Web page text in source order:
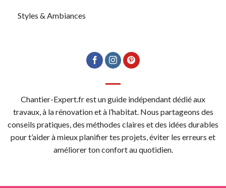
Styles & Ambiances
Chantier-Expert.fr est un guide indépendant dédié aux
travaux, à la rénovation et à l’habitat. Nous partageons des
conseils pratiques, des méthodes claires et des idées durables
pour t’aider à mieux planifier tes projets, éviter les erreurs et
améliorer ton confort au quotidien.